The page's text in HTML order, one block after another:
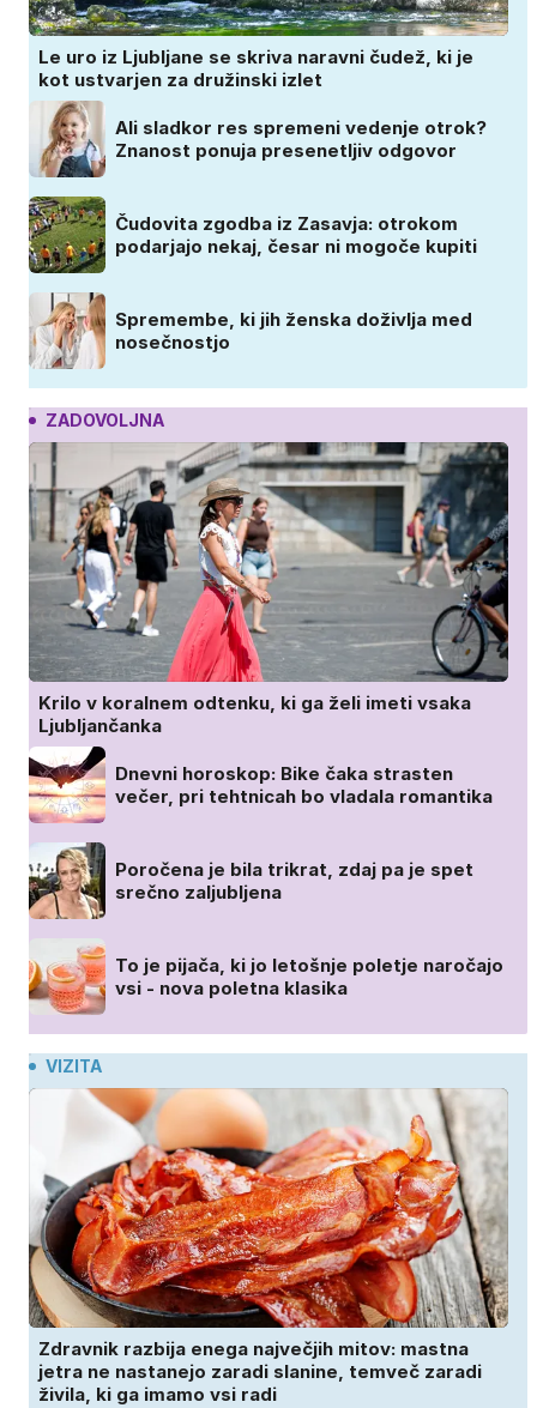
Le uro iz Ljubljane se skriva naravni čudež, ki je
kot ustvarjen za družinski izlet
Ali sladkor res spremeni vedenje otrok?
Znanost ponuja presenetljiv odgovor
Čudovita zgodba iz Zasavja: otrokom
podarjajo nekaj, česar ni mogoče kupiti
Spremembe, ki jih ženska doživlja med
nosečnostjo
ZADOVOLJNA
Krilo v koralnem odtenku, ki ga želi imeti vsaka
Ljubljančanka
Dnevni horoskop: Bike čaka strasten
večer, pri tehtnicah bo vladala romantika
Poročena je bila trikrat, zdaj pa je spet
srečno zaljubljena
To je pijača, ki jo letošnje poletje naročajo
vsi - nova poletna klasika
VIZITA
Zdravnik razbija enega največjih mitov: mastna
jetra ne nastanejo zaradi slanine, temveč zaradi
živila, ki ga imamo vsi radi